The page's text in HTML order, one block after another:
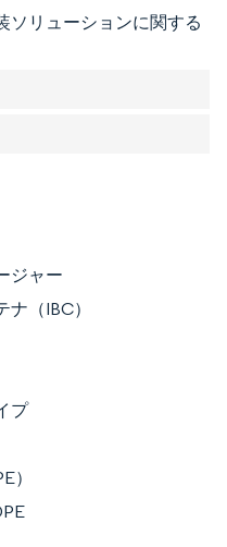
ソリューションに関する
ジャー
ナ（IBC）
プ
）